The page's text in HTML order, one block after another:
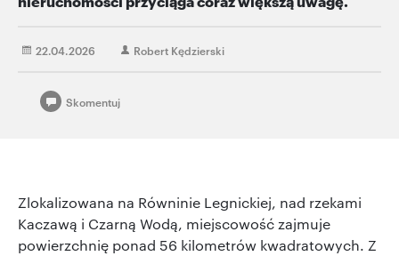
22.04.2026 Robert Kędzierski
Skomentuj
Zlokalizowana na Równinie Legnickiej, nad rzekami
Kaczawą i Czarną Wodą, miejscowość zajmuje
powierzchnię ponad 56 kilometrów kwadratowych. Z